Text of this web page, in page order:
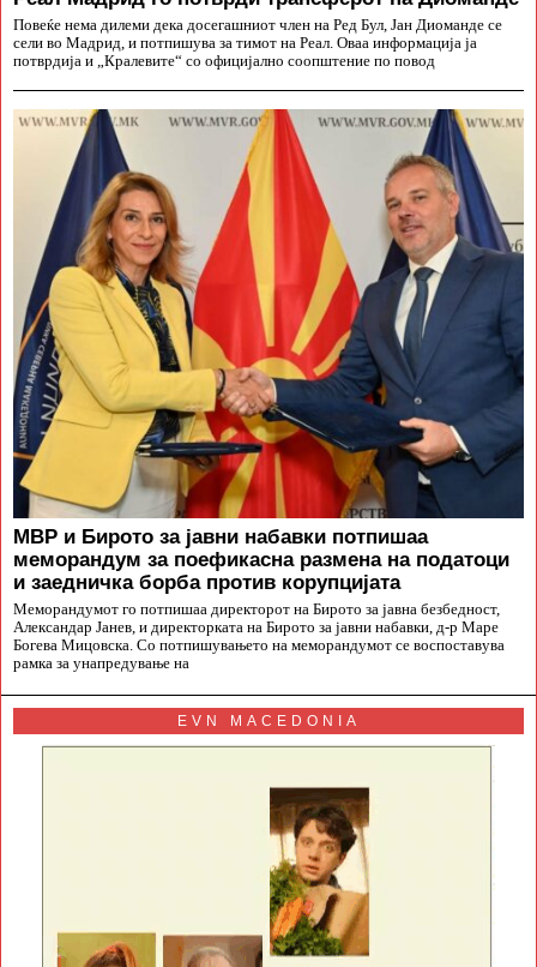
Повеќе нема дилеми дека досегашниот член на Ред Бул, Јан Диоманде се
сели во Мадрид, и потпишува за тимот на Реал. Оваа информација ја
потврдија и „Кралевите“ со официјално соопштение по повод
МВР и Бирото за јавни набавки потпишаа
меморандум за поефикасна размена на податоци
и заедничка борба против корупцијата
Меморандумот го потпишаа директорот на Бирото за јавна безбедност,
Александар Јанев, и директорката на Бирото за јавни набавки, д-р Маре
Богева Мицовска. Со потпишувањето на меморандумот се воспоставува
рамка за унапредување на
EVN MACEDONIA